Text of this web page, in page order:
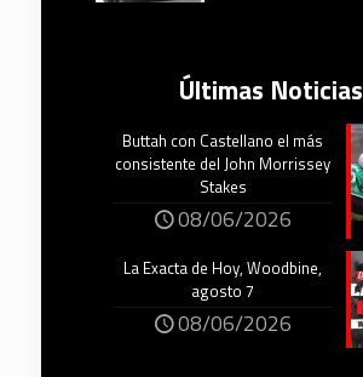
Últimas Noticias
Buttah con Castellano el más
consistente del John Morrissey
Stakes
08/06/2026
La Exacta de Hoy, Woodbine,
agosto 7
08/06/2026